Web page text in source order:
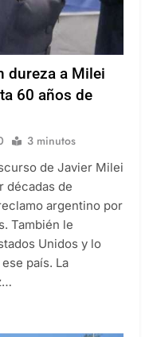
dureza a Milei
60 años de
3 minutos
de Javier Milei
décadas de
argentino por
También le
Unidos y lo
país. La